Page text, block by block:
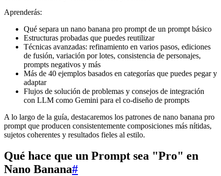
Aprenderás:
Qué separa un nano banana pro prompt de un prompt básico
Estructuras probadas que puedes reutilizar
Técnicas avanzadas: refinamiento en varios pasos, ediciones
de fusión, variación por lotes, consistencia de personajes,
prompts negativos y más
Más de 40 ejemplos basados en categorías que puedes pegar y
adaptar
Flujos de solución de problemas y consejos de integración
con LLM como Gemini para el co-diseño de prompts
A lo largo de la guía, destacaremos los patrones de nano banana pro
prompt que producen consistentemente composiciones más nítidas,
sujetos coherentes y resultados fieles al estilo.
Qué hace que un Prompt sea "Pro" en
Nano Banana#